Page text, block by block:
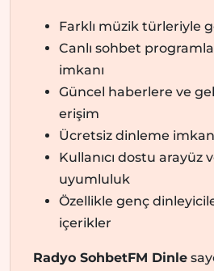
Farklı müzik türleriyle
Canlı sohbet
imkanı
Güncel haberlere ve
erişim
Ücretsiz dinleme
Kullanıcı dostu arayüz
uyumluluk
Özellikle genç
içerikler
Radyo SohbetFM Dinle